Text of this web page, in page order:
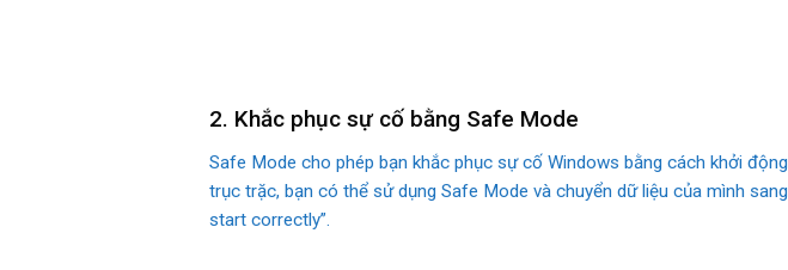
2. Khắc phục sự cố bằng Safe Mode
Safe Mode cho phép bạn khắc phục sự cố Windows bằng cách khởi
trục trặc, bạn có thể sử dụng Safe Mode và chuyển dữ liệu của mình
start correctly”.